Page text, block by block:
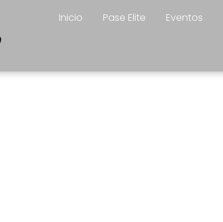
Inicio Pase Elite Eventos